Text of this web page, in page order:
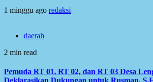
1 minggu ago redaksi
daerah
2 min read
Pemuda RT 01, RT 02, dan RT 03 Desa
Deklarasikan Dukungan untuk Rusman,